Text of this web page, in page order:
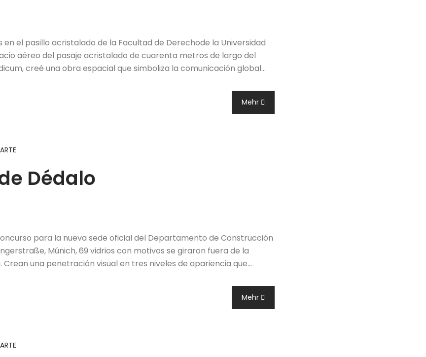
el pasillo acristalado de la Facultad de Derechode la Universidad
aéreo del pasaje acristalado de cuarenta metros de largo del
creé una obra espacial que simboliza la comunicación global…
Mehr
Dédalo
para la nueva sede oficial del Departamento de Construcción
Múnich, 69 vidrios con motivos se giraron fuera de la
una penetración visual en tres niveles de apariencia que…
Mehr